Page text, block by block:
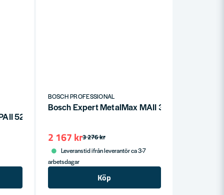
52 APIT blad för multiverktyg 52 mm
BOSCH PROFESSIONAL
Bosch Expert MetalMax MAII 32 AIT blad för
3 276 kr
2 167 kr
Leveranstid ifrån leverantör ca 3-7
arbetsdagar
Köp